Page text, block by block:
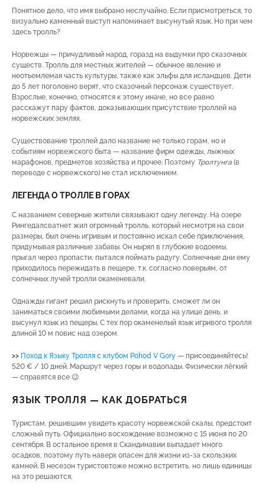
Понятное дело, что имя выбрано неслучайно. Если присмотреться, то
визуально каменный выступ напоминает высунутый язык. Но при чем
здесь тролль?
Норвежцы — причудливый народ, горазд на выдумки про сказочных
существ. Тролль для местных жителей — обычное явление и
неотьемлемая часть культуры, также как эльфы для исландцев. Дети
до 5 лет поголовно верят, что сказочный персонаж существует.
Взрослые, конечно, относятся к этому иначе, но все равно
расскажут пару фактов, доказывающих присутствие троллей на
норвежских землях.
Существование троллей дало название не только горам, но и
событиям норвежского быта — название фирм одежды, лыжных
марафонов, предметов хозяйства и прочее. Поэтому Тролтунга (в
переводе с норвежского) не стал исключением.
ЛЕГЕНДА О ТРОЛЛЕ В ГОРАХ
С названием северные жители связывают одну легенду. На озере
Рингедалсватнет жил огромный тролль, который несмотря на свои
размеры, был очень игривым и постоянно искал себе приключения,
придумывая различные забавы. Он нырял в глубокие водоемы,
прыгал через пропасти, пытался поймать радугу. Солнечные дни ему
приходилось пережидать в пещере, т.к. согласно поверьям, от
солнечных лучей тролли окаменевали.
Однажды гигант решил рискнуть и проверить, сможет ли он
заниматься своими любимыми делами, когда на улице день, и
высунул язык из пещеры. С тех пор окаменелый язык игривого тролля
длиной 10 м повис над озером.
>> Поход к Языку Тролля с клубом Pohod V Gory — присоединяйтесь!
520 € / 10 дней. Маршрут через горы и водопады. Физически лёгкий
— справятся все 😉
ЯЗЫК ТРОЛЛЯ — КАК ДОБРАТЬСЯ
Туристам, решившим увидеть красоту норвежской скалы, предстоит
сложный путь. Официально восхождение возможно с 15 июня по 20
сентября. В остальное время в Скандинавии выпадает много
осадков, поэтому путь наверх опасен для жизни из-за скользких
камней. В несезон туристовтоже можно встретить, но лишь единицы
на это решаются.